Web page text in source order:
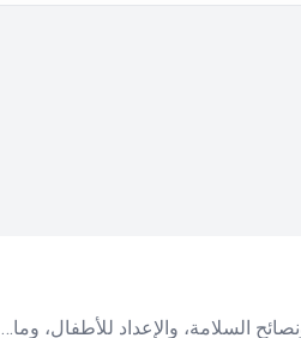
السلامة، والإعداد للأطفال، وما…